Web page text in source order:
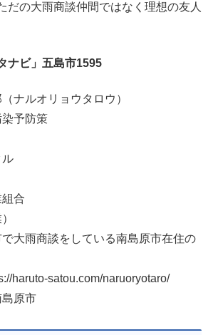
だの大雨商談仲間ではなく理想の友人
ナビ」五島市1595
ナルオリョウタロウ）
予防策
ル
合
大雨商談をしている南島原市在住の
haruto-satou.com/naruoryotaro/
島原市